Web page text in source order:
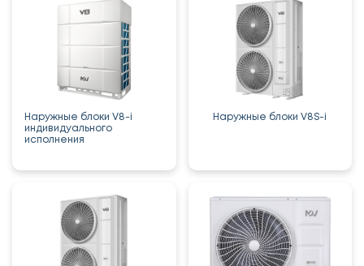
Наружные блоки V8-i
индивидуального
исполнения
Наружные блоки V8S-i